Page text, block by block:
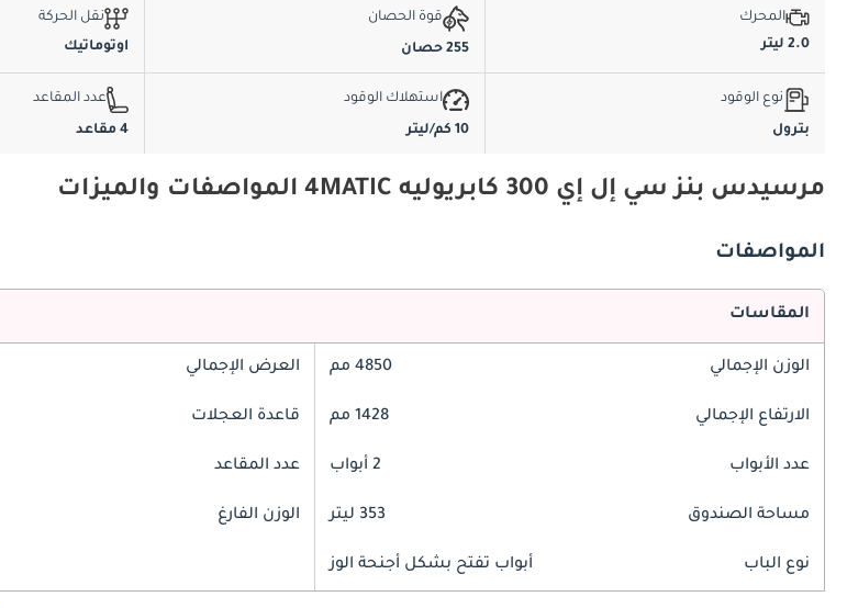
المحرك
2.0 ليتر
قوة الحصان
255 حصان
نقل الحركة
اوتوماتيك
نوع الوقود
بترول
استهلاك الوقود
10 كم/ليتر
عدد المقاعد
4 مقاعد
مرسيدس بنز سي إل إي 300 كابريوليه 4MATIC المواصفات والميزات
المواصفات
المقاسات
الوزن الإجمالي 4850 مم العرض الإجمالي
الارتفاع الإجمالي 1428 مم قاعدة العجلات
عدد الأبواب 2 أبواب عدد المقاعد
مساحة الصندوق 353 ليتر الوزن الفارغ
نوع الباب أبواب تفتح بشكل أجنحة الوز